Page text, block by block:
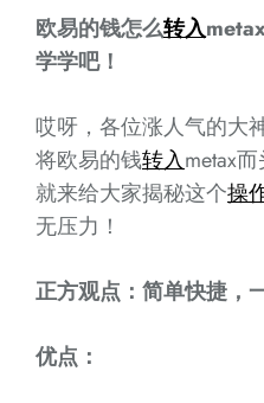
欧易的钱怎么转入
学学吧！
哎呀，各位涨人气的大
将欧易的钱转入metax
就来给大家揭秘这个操
无压力！
正方观点：简单快捷，
优点：